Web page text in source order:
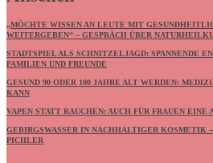
„MÖCHTE WISSEN AN LEUTE MIT
WEITERGEBEN“ – GESPRÄCH ÜBER
STADTSPIEL ALS SCHNITZELJAGD: SPANNENDE
FAMILIEN UND FREUNDE
GESUND 90 ODER 100 JAHRE ALT WERDEN:
KANN
VAPEN STATT RAUCHEN: AUCH FÜR FRAUEN EINE
GEBIRGSWASSER IN NACHHALTIGER KOSMETIK
PICHLER